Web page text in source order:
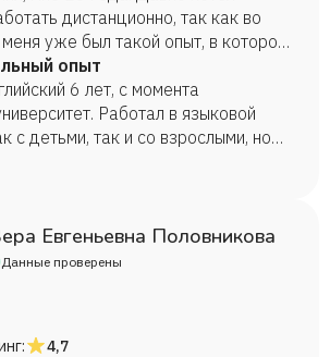
дистанционно, так как во
уже был такой опыт, в котором
опыт
6 лет, с момента
Работал в языковой
с детьми, так и со взрослыми, но
с возрастом 8-14 лет.
Евгеньевна Половникова
Данные проверены
4,7